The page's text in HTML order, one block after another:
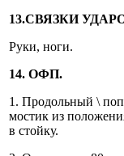
13.СВЯЗКИ
Руки, ноги.
14. ОФП.
1. Продольный \
мостик из
в стойку.